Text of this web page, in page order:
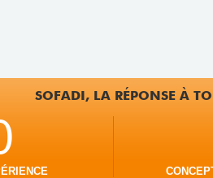
SOFADI, LA RÉPONSE À